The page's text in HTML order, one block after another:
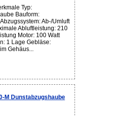
Typ:
Bauform:
Ab-/Umluft
Abluftleistung: 210
Motor: 100 Watt
1 Lage Gebläse:
Gehäus...
M Dunstabzugshaube